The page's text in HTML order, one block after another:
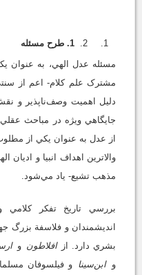
1. طرح مسئله
مسئله عدل الهي، به عنوان
مشترک علم کلام- اعم از
دليل اهميت وصف‌ناپذير و
جايگاهي ويژه‌ در مباحث عقلي
از عدل به عنوان يکي از
والاترين اهداف انبيا و اديان
مذهب تشيع- ياد مي‌شود.
بررسي تاريخ تفکر
انديشمندان و فلاسفة بزرگ
بشري دارد. از
افلاطون و
و ابن‌سينا و فيلسوفان